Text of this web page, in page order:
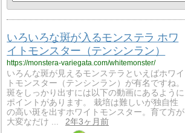
いろいろな斑が入るモンステラ ホワ
イトモンスター（テンシンラン）
https://monstera-variegata.com/whitemonster/
いろんな斑が見えるモンステラといえばホワイ
トモンスター（テンシンラン）が有名ですね。
斑をしっかり出すには以下の動画にあるように
ポイントがあります。 栽培は難しいが独自性
の高い斑を出すホワイトモンスター。育て方が
大変なだけ ...
2年3ヶ月前